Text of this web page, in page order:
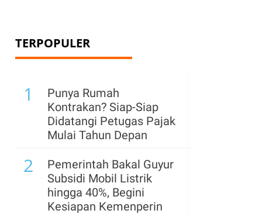
TERPOPULER
1
Punya Rumah
Kontrakan? Siap-Siap
Didatangi Petugas Pajak
Mulai Tahun Depan
2
Pemerintah Bakal Guyur
Subsidi Mobil Listrik
hingga 40%, Begini
Kesiapan Kemenperin